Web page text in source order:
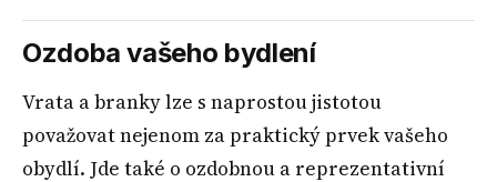
Ozdoba vašeho bydlení
Vrata a branky lze s naprostou jistotou
považovat nejenom za praktický prvek vašeho
obydlí. Jde také o ozdobnou a reprezentativní